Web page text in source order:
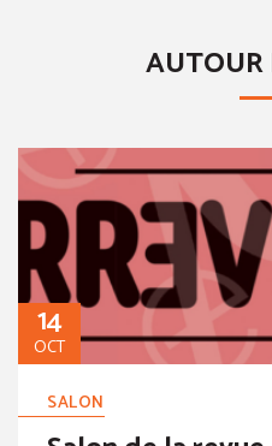
AUTOUR
14
OCT
SALON